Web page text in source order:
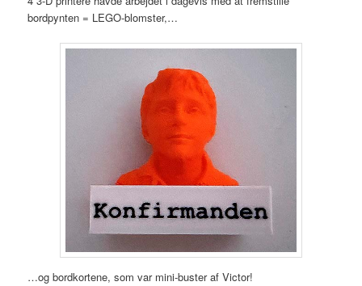
bordpynten = LEGO-blomster,…
…og bordkortene, som var mini-buster af Victor!